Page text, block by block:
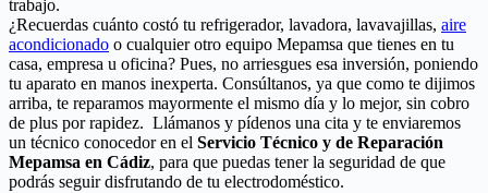
trabajo.
¿Recuerdas cuánto costó tu refrigerador, lavadora, lavavajillas, aire
acondicionado o cualquier otro equipo Mepamsa que tienes en tu
casa, empresa u oficina? Pues, no arriesgues esa inversión, poniendo
tu aparato en manos inexperta. Consúltanos, ya que como te dijimos
arriba, te reparamos mayormente el mismo día y lo mejor, sin cobro
de plus por rapidez. Llámanos y pídenos una cita y te enviaremos
un técnico conocedor en el Servicio Técnico y de Reparación
Mepamsa en Cádiz, para que puedas tener la seguridad de que
podrás seguir disfrutando de tu electrodoméstico.